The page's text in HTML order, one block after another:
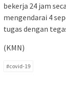
bekerja 24 jam
mengendarai 4
tugas dengan
(KMN)
#covid-19